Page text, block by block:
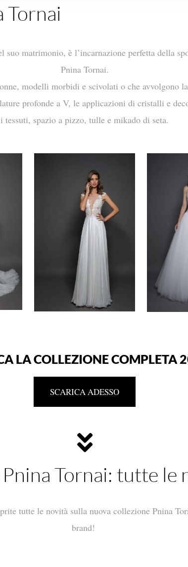
Tornai
matrimonio, è l’incarnazione perfetta della
Pnina Tornai.
modelli morbidi e scivolati o che avvolgono
profonde a V, le applicazioni di cristalli e
i tessuti, spazio a pizzo, tulle e mikado di seta.
LA COLLEZIONE COMPLETA
SCARICA ADESSO
Tornai: tutte le
tutte le novità sulla nuova collezione Pnina
brand!